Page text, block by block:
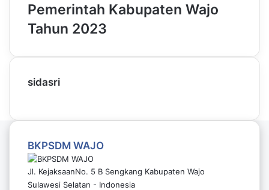
Pemerintah Kabupaten Wajo
Tahun 2023
sidasri
BKPSDM WAJO
Jl. KejaksaanNo. 5 B Sengkang Kabupaten Wajo
Sulawesi Selatan - Indonesia